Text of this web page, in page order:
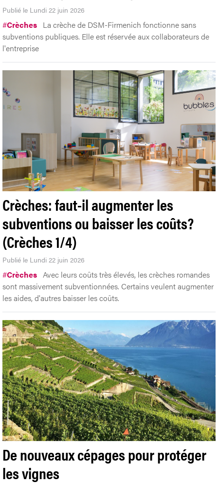
Publié le Lundi 22 juin 2026
#Crèches La crèche de DSM-Firmenich fonctionne sans
subventions publiques. Elle est réservée aux collaborateurs de
l'entreprise
Crèches: faut-il augmenter les
subventions ou baisser les coûts?
(Crèches 1/4)
Publié le Lundi 22 juin 2026
#Crèches Avec leurs coûts très élevés, les crèches romandes
sont massivement subventionnées. Certains veulent augmenter
les aides, d'autres baisser les coûts.
De nouveaux cépages pour protéger
les vignes